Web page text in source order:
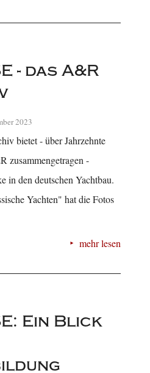
- das A&R
2023
bietet - über Jahrzehnte
zusammengetragen -
in den deutschen Yachtbau.
Yachten" hat die Fotos
mehr lesen
Ein Blick